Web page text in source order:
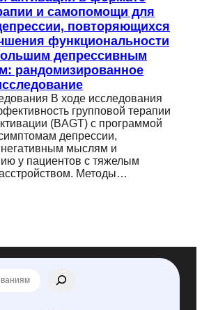
и самопомощи для
повторяющихся
функциональности
депрессивным
рандомизированное
В ходе исследования
групповой терапии
(BAGT) с программой
депрессии,
мыслям и
у пациентов с тяжелым
Методы…